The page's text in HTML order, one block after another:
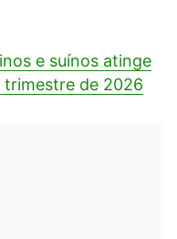
e suínos atinge
de 2026